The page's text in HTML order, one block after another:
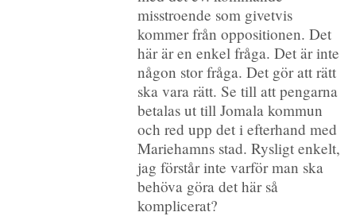
misstroende som givetvis
kommer från oppositionen. Det
här är en enkel fråga. Det är inte
någon stor fråga. Det gör att rätt
ska vara rätt. Se till att pengarna
betalas ut till Jomala kommun
och red upp det i efterhand med
Mariehamns stad. Rysligt enkelt,
jag förstår inte varför man ska
behöva göra det här så
komplicerat?